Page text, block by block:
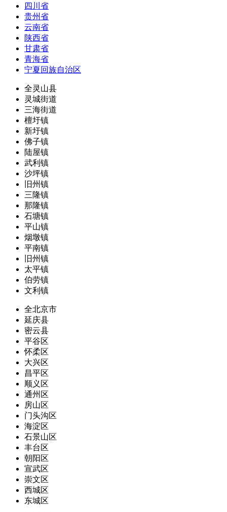
四川省
贵州省
云南省
陕西省
甘肃省
青海省
宁夏回族自治区
全灵山县
灵城街道
三海街道
檀圩镇
新圩镇
佛子镇
陆屋镇
武利镇
沙坪镇
旧州镇
三隆镇
那隆镇
石塘镇
平山镇
烟墩镇
平南镇
旧州镇
太平镇
伯劳镇
文利镇
全北京市
延庆县
密云县
平谷区
怀柔区
大兴区
昌平区
顺义区
通州区
房山区
门头沟区
海淀区
石景山区
丰台区
朝阳区
宣武区
崇文区
西城区
东城区